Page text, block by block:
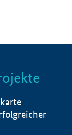
Info